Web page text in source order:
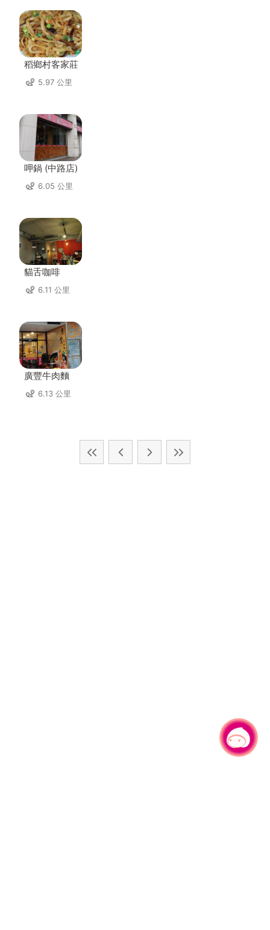
稻鄉村客家莊
5.97 公里
呷鍋 (中路店)
6.05 公里
貓舌咖啡
6.11 公里
廣豐牛肉麵
6.13 公里